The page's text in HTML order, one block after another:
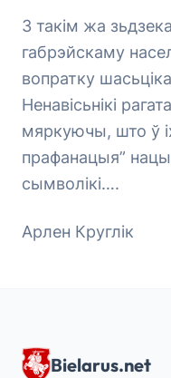
З такім жа
габрэйскаму
вопратку
Ненавісьнікі
мяркуючы, што ў
прафанацыя”
сымволікі….
Арлен Круглік
Bielarus.net